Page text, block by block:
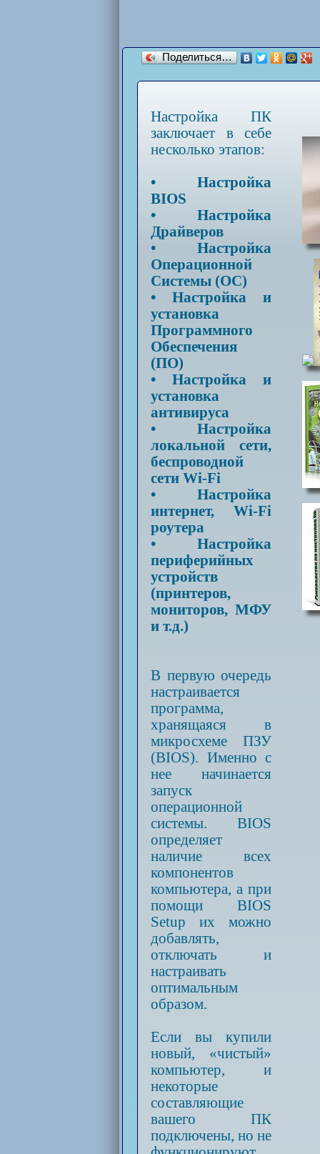
Поделиться…
Настройка ПК
заключает в себе
несколько этапов:
• Настройка
BIOS
• Настройка
Драйверов
• Настройка
Операционной
Системы (ОС)
• Настройка и
установка
Программного
Обеспечения
(ПО)
• Настройка и
установка
антивируса
• Настройка
локальной сети,
беспроводной
сети Wi-Fi
• Настройка
интернет, Wi-Fi
роутера
• Настройка
периферийных
устройств
(принтеров,
мониторов, МФУ
и т.д.)
В первую очередь
настраивается
программа,
хранящаяся в
микросхеме ПЗУ
(BIOS). Именно с
нее начинается
запуск
операционной
системы. BIOS
определяет
наличие всех
компонентов
компьютера, а при
помощи BIOS
Setup их можно
добавлять,
отключать и
настраивать
оптимальным
образом.
Если вы купили
новый, «чистый»
компьютер, и
некоторые
составляющие
вашего ПК
подключены, но не